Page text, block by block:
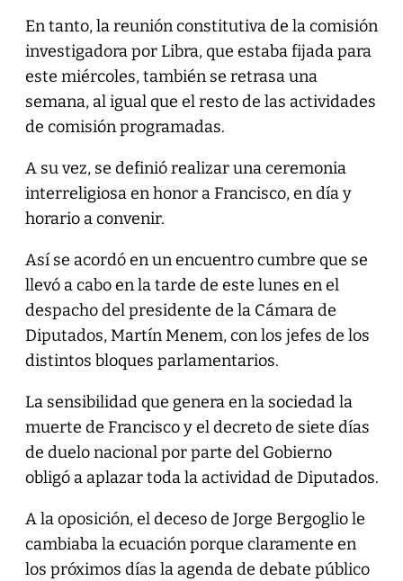
En tanto, la reunión constitutiva de la comisión
investigadora por Libra, que estaba fijada para
este miércoles, también se retrasa una
semana, al igual que el resto de las actividades
de comisión programadas.
A su vez, se definió realizar una ceremonia
interreligiosa en honor a Francisco, en día y
horario a convenir.
Así se acordó en un encuentro cumbre que se
llevó a cabo en la tarde de este lunes en el
despacho del presidente de la Cámara de
Diputados, Martín Menem, con los jefes de los
distintos bloques parlamentarios.
La sensibilidad que genera en la sociedad la
muerte de Francisco y el decreto de siete días
de duelo nacional por parte del Gobierno
obligó a aplazar toda la actividad de Diputados.
A la oposición, el deceso de Jorge Bergoglio le
cambiaba la ecuación porque claramente en
los próximos días la agenda de debate público